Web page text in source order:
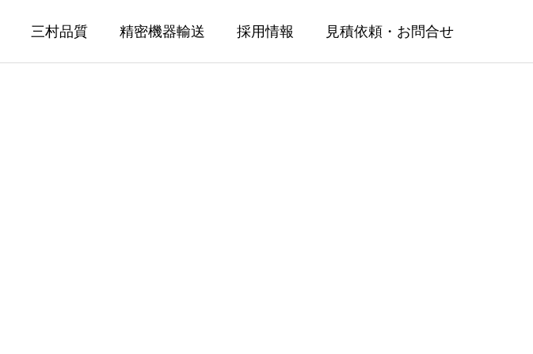
三村品質 精密機器輸送 採用情報 見積依頼・お問合せ